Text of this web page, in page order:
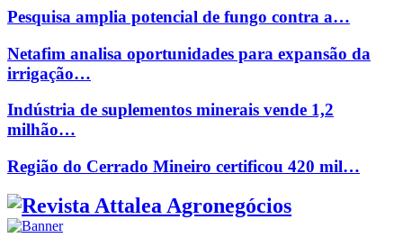
Pesquisa amplia potencial de fungo contra a…
Netafim analisa oportunidades para expansão da
irrigação…
Indústria de suplementos minerais vende 1,2
milhão…
Região do Cerrado Mineiro certificou 420 mil…
Facebook
Twitter
Instagram
Linkedin
Youtube
Email